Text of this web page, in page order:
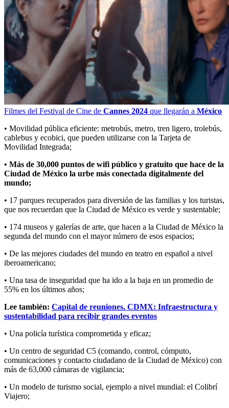
Filmes del Festival de Cine de Cannes 2024 que llegarán a México
• Movilidad pública eficiente: metrobús, metro, tren ligero, trolebús,
cablebus y ecobici, que pueden utilizarse con la Tarjeta de
Movilidad Integrada;
• Más de 30,000 puntos de wifi público y gratuito que hace de la
Ciudad de México la urbe más conectada digitalmente del
mundo;
• 17 parques recuperados para diversión de las familias y los turistas,
que nos recuerdan que la Ciudad de México es verde y sustentable;
• 174 museos y galerías de arte, que hacen a la Ciudad de México la
segunda del mundo con el mayor número de esos espacios;
• De las mejores ciudades del mundo en teatro en español a nivel
iberoamericano;
• Una tasa de inseguridad que ha ido a la baja en un promedio de
55% en los últimos años;
Lee también: Capital de reuniones. CDMX: Infraestructura y
sustentabilidad para recibir grandes eventos
• Una policía turística comprometida y eficaz;
• Un centro de seguridad C5 (comando, control, cómputo,
comunicaciones y contacto ciudadano de la Ciudad de México) con
más de 63,000 cámaras de vigilancia;
• Un modelo de turismo social, ejemplo a nivel mundial: el Colibrí
Viajero;